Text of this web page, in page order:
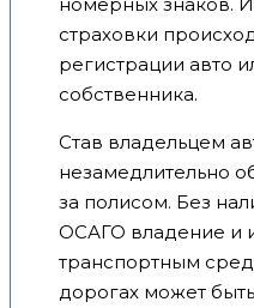
страховки
регистрации авто
собственника.
Став владельцем
незамедлительно
за полисом. Без
ОСАГО владение и
транспортным
дорогах может